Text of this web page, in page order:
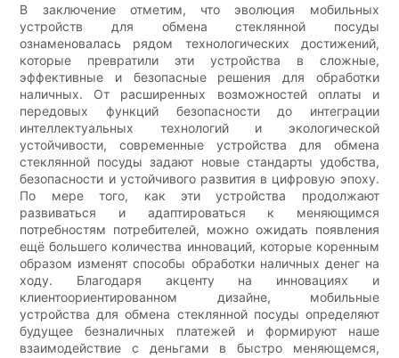
В заключение отметим, что эволюция мобильных
устройств для обмена стеклянной посуды
ознаменовалась рядом технологических достижений,
которые превратили эти устройства в сложные,
эффективные и безопасные решения для обработки
наличных. От расширенных возможностей оплаты и
передовых функций безопасности до интеграции
интеллектуальных технологий и экологической
устойчивости, современные устройства для обмена
стеклянной посуды задают новые стандарты удобства,
безопасности и устойчивого развития в цифровую эпоху.
По мере того, как эти устройства продолжают
развиваться и адаптироваться к меняющимся
потребностям потребителей, можно ожидать появления
ещё большего количества инноваций, которые коренным
образом изменят способы обработки наличных денег на
ходу. Благодаря акценту на инновациях и
клиентоориентированном дизайне, мобильные
устройства для обмена стеклянной посуды определяют
будущее безналичных платежей и формируют наше
взаимодействие с деньгами в быстро меняющемся,